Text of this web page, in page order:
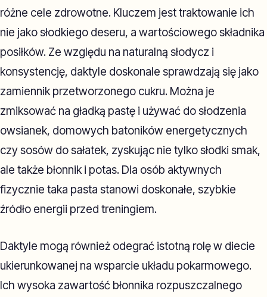
różne cele zdrowotne. Kluczem jest traktowanie ich
nie jako słodkiego deseru, a wartościowego składnika
posiłków. Ze względu na naturalną słodycz i
konsystencję, daktyle doskonale sprawdzają się jako
zamiennik przetworzonego cukru. Można je
zmiksować na gładką pastę i używać do słodzenia
owsianek, domowych batoników energetycznych
czy sosów do sałatek, zyskując nie tylko słodki smak,
ale także błonnik i potas. Dla osób aktywnych
fizycznie taka pasta stanowi doskonałe, szybkie
źródło energii przed treningiem.
Daktyle mogą również odegrać istotną rolę w diecie
ukierunkowanej na wsparcie układu pokarmowego.
Ich wysoka zawartość błonnika rozpuszczalnego